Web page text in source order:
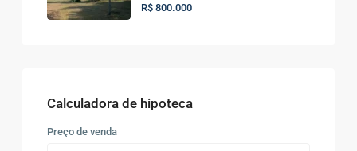
R$ 800.000
Calculadora de hipoteca
Preço de venda